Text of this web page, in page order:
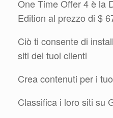
One Time Offer 4 è la
Edition al prezzo di $
Ciò ti consente di
siti dei tuoi clienti
Crea contenuti per i
Classifica i loro siti su